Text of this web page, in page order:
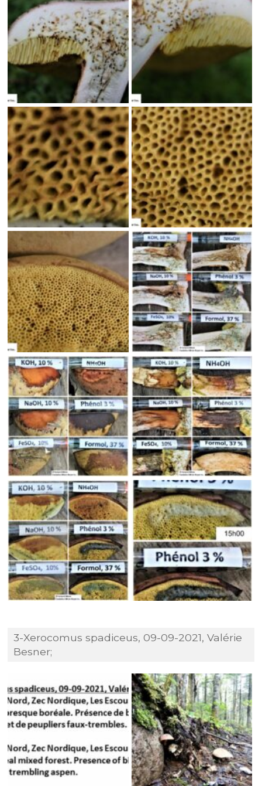
3-Xerocomus spadiceus, 09-09-2021, Valérie
Besner;